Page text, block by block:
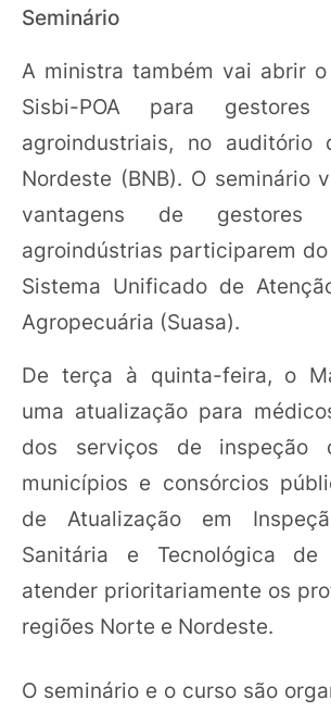
Seminário
A ministra também vai abrir
Sisbi-POA para
agroindustriais, no auditório
Nordeste (BNB). O seminário
vantagens de gestores
agroindústrias participarem
Sistema Unificado de
Agropecuária (Suasa).
De terça à quinta-feira, o
uma atualização para
dos serviços de inspeção
municípios e consórcios
de Atualização em
Sanitária e Tecnológica de
atender prioritariamente os
regiões Norte e Nordeste.
O seminário e o curso são